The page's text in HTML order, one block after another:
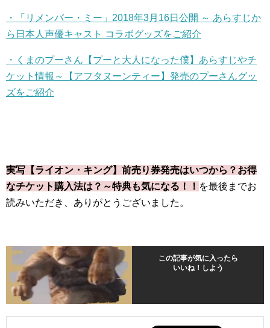
・「リメンバー・ミー」2018年3月 16日公開 ～ あらすじか
ら日本人声優キャスト コラボグッズをご紹介
・くまのプーさん【プーと大人になった僕】あらすじやチ
ケット情報～【アフタヌーンティー】発売のプーさんグッ
ズをご紹介
実写【ライオン・キング】前売り券発売はいつから？お得
なチケット購入法は？～特典も気になる！！ を最後までお
読みいただき、ありがとうございました。
この記事が気に入ったら
いいね！しよう